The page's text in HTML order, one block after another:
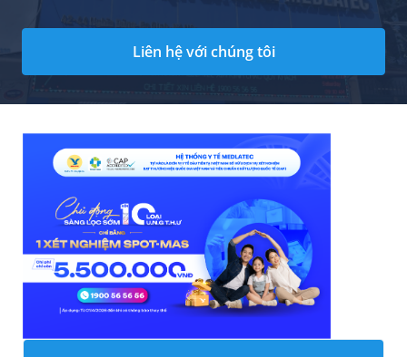
Liên hệ với chúng tôi